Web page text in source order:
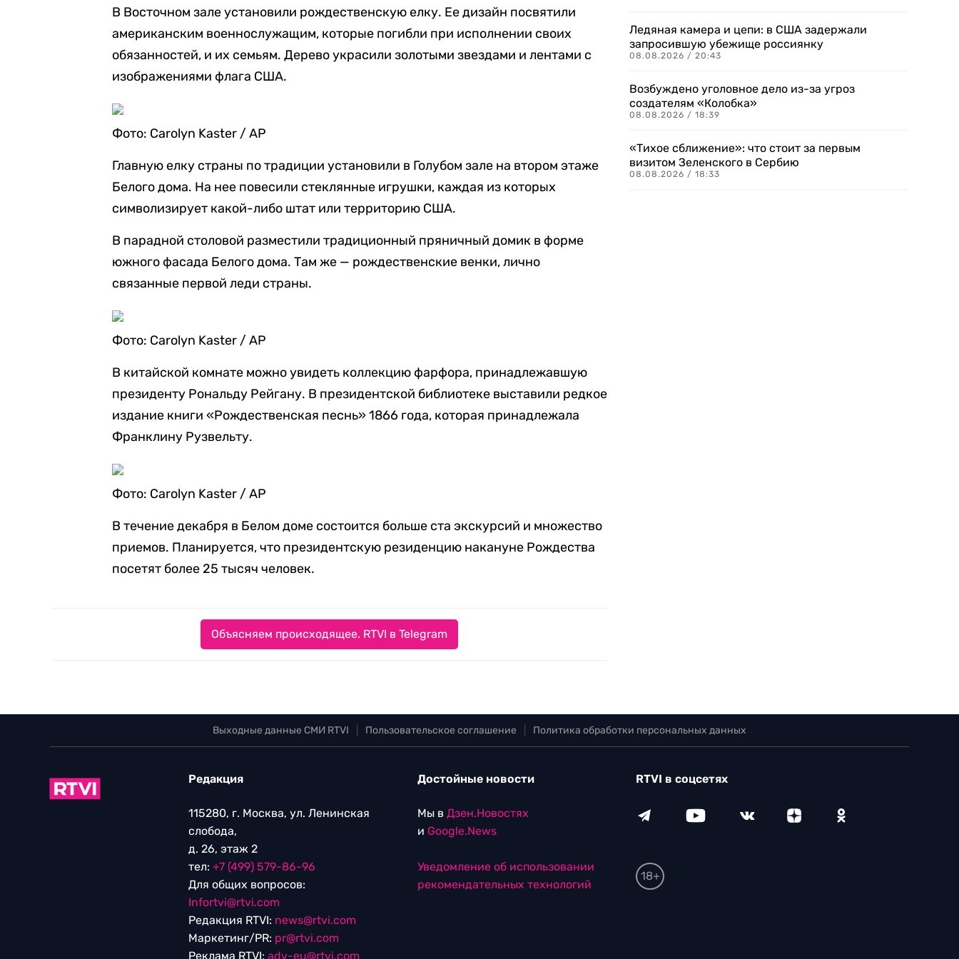
В Восточном зале установили рождественскую елку. Ее дизайн посвятили
американским военнослужащим, которые погибли при исполнении своих
обязанностей, и их семьям. Дерево украсили золотыми звездами и лентами с
изображениями флага США.
Фото: Carolyn Kaster / AP
Главную елку страны по традиции установили в Голубом зале на втором этаже
Белого дома. На нее повесили стеклянные игрушки, каждая из которых
символизирует какой-либо штат или территорию США.
В парадной столовой разместили традиционный пряничный домик в форме
южного фасада Белого дома. Там же — рождественские венки, лично
связанные первой леди страны.
Фото: Carolyn Kaster / AP
В китайской комнате можно увидеть коллекцию фарфора, принадлежавшую
президенту Рональду Рейгану. В президентской библиотеке выставили редкое
издание книги «Рождественская песнь» 1866 года, которая принадлежала
Франклину Рузвельту.
Фото: Carolyn Kaster / AP
В течение декабря в Белом доме состоится больше ста экскурсий и множество
приемов. Планируется, что президентскую резиденцию накануне Рождества
посетят более 25 тысяч человек.
Объясняем происходящее. RTVI в Telegram
Ледяная камера и цепи: в США задержали
запросившую убежище россиянку
08.08.2026 / 20:43
Возбуждено уголовное дело из-за угроз
создателям «Колобка»
08.08.2026 / 18:39
«Тихое сближение»: что стоит за первым
визитом Зеленского в Сербию
08.08.2026 / 18:33
Выходные данные СМИ RTVI Пользовательское соглашение Политика обработки персональных данных
Редакция
115280, г. Москва, ул. Ленинская
слобода,
д. 26, этаж 2
тел: +7 (499) 579-86-96
Для общих вопросов:
Infortvi@rtvi.com
Редакция RTVI: news@rtvi.com
Маркетинг/PR: pr@rtvi.com
Реклама RTVI: adv-eu@rtvi.com
Достойные новости
Мы в Дзен.Новостях
и Google.News
Уведомление об использовании
рекомендательных технологий
RTVI в соцсетях
18+